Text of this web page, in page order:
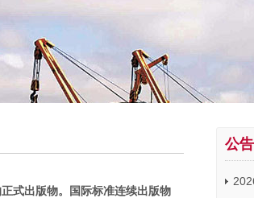
式出版物。国际标准连续出版物
公